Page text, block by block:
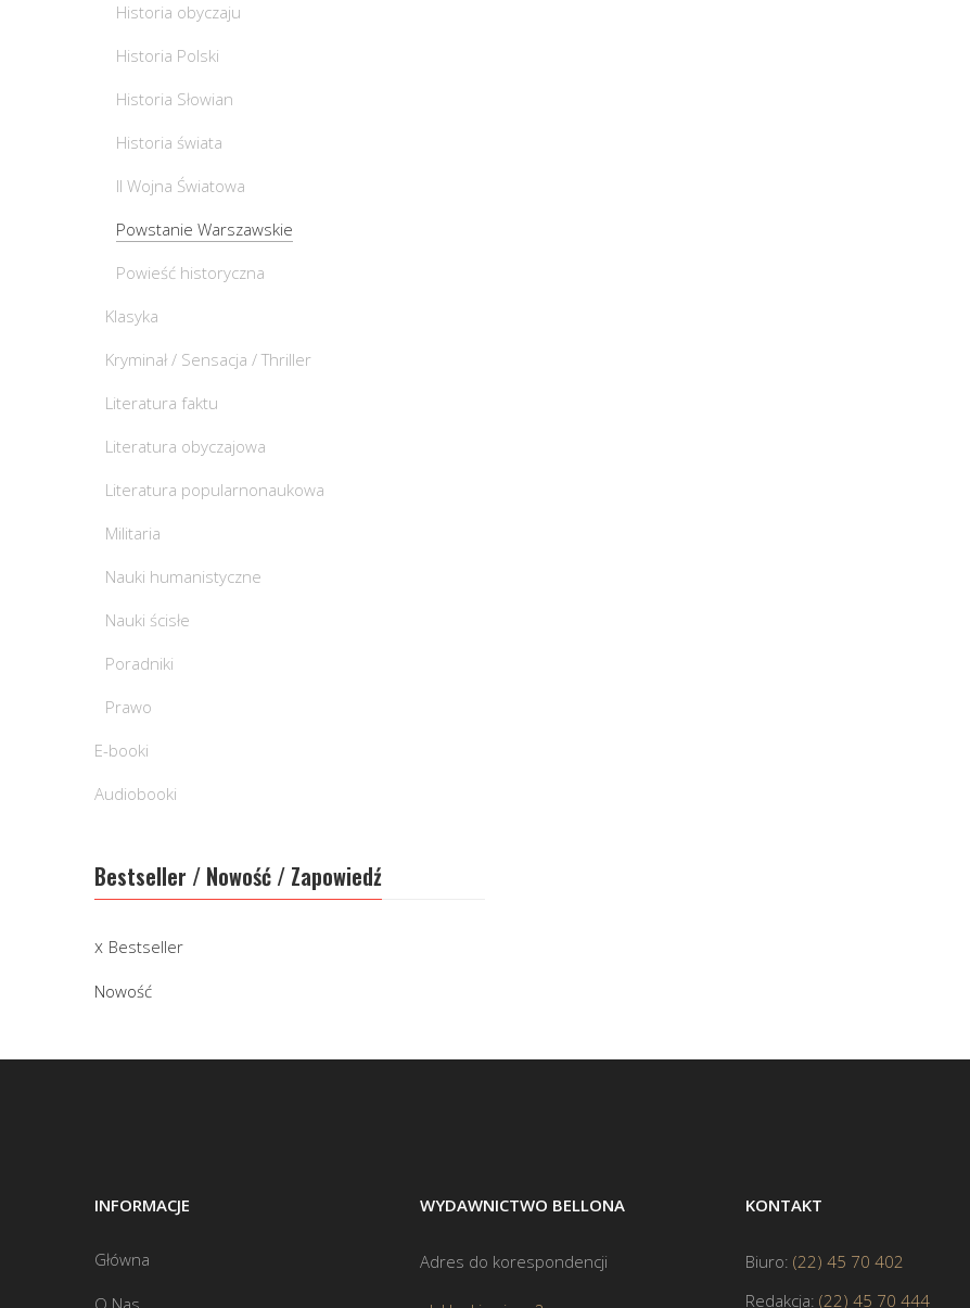
Historia obyczaju
Historia Polski
Historia Słowian
Historia świata
II Wojna Światowa
Powstanie Warszawskie
Powieść historyczna
Klasyka
Kryminał / Sensacja / Thriller
Literatura faktu
Literatura obyczajowa
Literatura popularnonaukowa
Militaria
Nauki humanistyczne
Nauki ścisłe
Poradniki
Prawo
E-booki
Audiobooki
Bestseller / Nowość / Zapowiedź
Bestseller
Nowość
INFORMACJE
Główna
O Nas
WYDAWNICTWO BELLONA
Adres do korespondencji
KONTAKT
Biuro: (22) 45 70 402
Redakcja: (22) 45 70 444